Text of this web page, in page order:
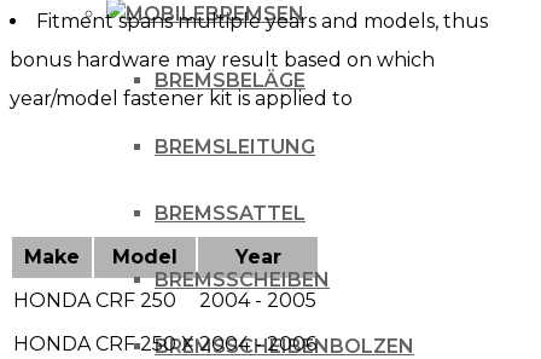
BREMSEN
BREMSBELÄGE
BREMSLEITUNG
BREMSSATTEL
BREMSSCHEIBEN
BREMSSCHEIBENBOLZEN
Fitment spans multiple years and models, thus
bonus hardware may result based on which
year/model fastener kit is applied to
Make Model
Year
HONDA CRF 250
2004 - 2005
HONDA CRF 250 X 2004 - 2006